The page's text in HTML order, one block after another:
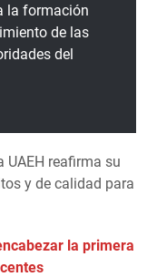
la formación
de las
del
UAEH reafirma su
y de calidad para
la primera